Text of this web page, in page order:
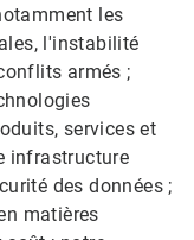
les
l'instabilité
armés ;
services et
infrastructure
des données ;
matières